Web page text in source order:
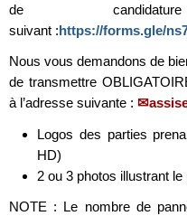
de
suivant :https://forms.gle/
Nous vous demandons de
de transmettre
à l’adresse suivante :
Logos des parties
HD)
2 ou 3 photos illustrant
NOTE : Le nombre de